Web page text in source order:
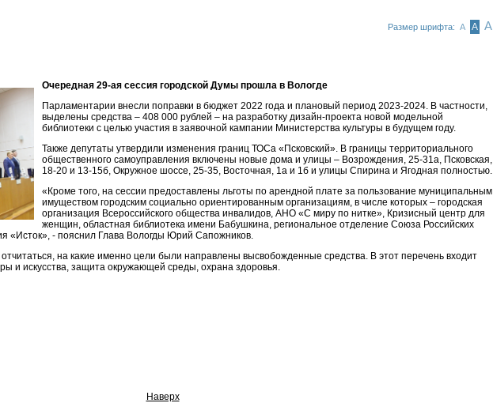
Размер шрифта: А А А
Очередная 29-ая сессия городской Думы прошла в Вологде
Парламентарии внесли поправки в бюджет 2022 года и плановый период 2023-2024. В частности,
выделены средства – 408 000 рублей – на разработку дизайн-проекта новой модельной
библиотеки с целью участия в заявочной кампании Министерства культуры в будущем году.
Также депутаты утвердили изменения границ ТОСа «Псковский». В границы территориального
общественного самоуправления включены новые дома и улицы – Возрождения, 25-31а, Псковская,
18-20 и 13-15б, Окружное шоссе, 25-35, Восточная, 1а и 1б и улицы Спирина и Ягодная полностью.
«Кроме того, на сессии предоставлены льготы по арендной плате за пользование муниципальным
имуществом городским социально ориентированным организациям, в числе которых – городская
организация Всероссийского общества инвалидов, АНО «С миру по нитке», Кризисный центр для
женщин, областная библиотека имени Бабушкина, региональное отделение Союза Российских
«Исток», - пояснил Глава Вологды Юрий Сапожников.
на какие именно цели были направлены высвобожденные средства. В этот перечень входит
и искусства, защита окружающей среды, охрана здоровья.
Наверх